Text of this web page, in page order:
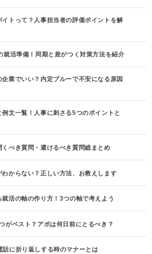
トって？人事担当者の評価ポイントを解
就活準備！同期と差がつく対策方法を紹介
業でいい？内定ブルーで不安になる原因
文一覧！人事に刺さる5つのポイントと
べき質問・避けるべき質問総まとめ
わからない？正しい方法、お教えします
活の軸の作り方！3つの軸で考えよう
がベスト？アポは何日前にとるべき？
話に折り返しする時のマナーとは